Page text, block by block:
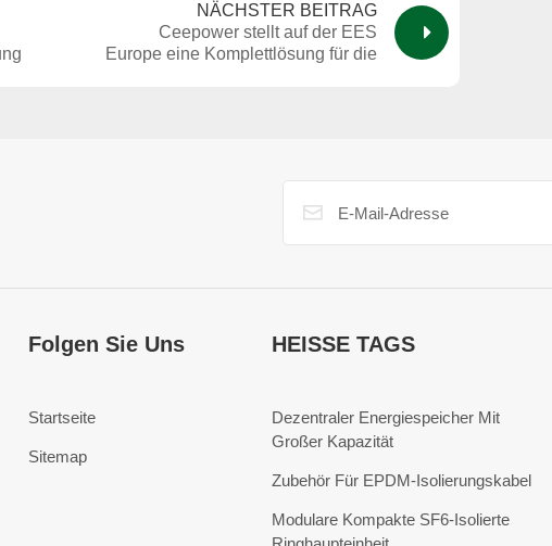
NÄCHSTER BEITRAG
Ceepower stellt auf der EES
Europe eine Komplettlösung für die
Folgen Sie Uns
Startseite
Sitemap
HEISSE TAGS
Dezentraler Energiespeicher Mit
Großer Kapazität
Zubehör Für EPDM-Isolierungskabel
Modulare Kompakte SF6-Isolierte